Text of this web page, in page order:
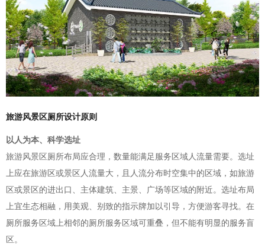
旅游风景区厕所设计原则
以人为本、科学选址
旅游风景区厕所布局应合理，数量能满足服务区域人流量需要。选址
上应在旅游区或景区人流量大，且人流分布时空集中的区域，如旅游
区或景区的进出口、主体建筑、主景、广场等区域的附近。选址布局
上宜生态相融，用美观、别致的指示牌加以引导，方便游客寻找。在
厕所服务区域上相邻的厕所服务区域可重叠，但不能有明显的服务盲
区。